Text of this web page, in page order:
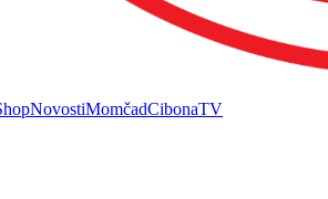
NovostiMomčadCibonaTV